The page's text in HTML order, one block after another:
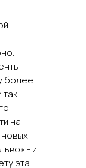
более
на
- и
эта